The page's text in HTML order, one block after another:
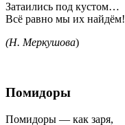
Затаились под кустом…
Всё равно мы их найдём!
(Н. Меркушова)
Помидоры
Помидоры — как заря,